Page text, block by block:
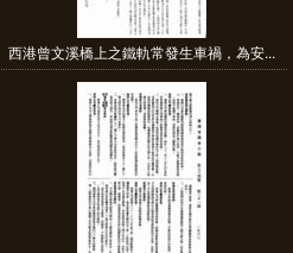
西港曾文溪橋上之鐵軌常發生車禍，為安...